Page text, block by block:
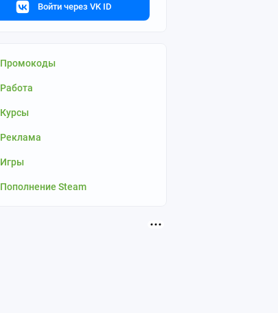
Войти через VK ID
Промокоды
Работа
Курсы
Реклама
Игры
Пополнение Steam